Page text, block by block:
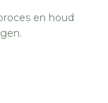
en houd